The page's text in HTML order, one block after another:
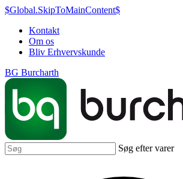
$Global.SkipToMainContent$
Kontakt
Om os
Bliv Erhvervskunde
BG Burcharth
Søg efter varer